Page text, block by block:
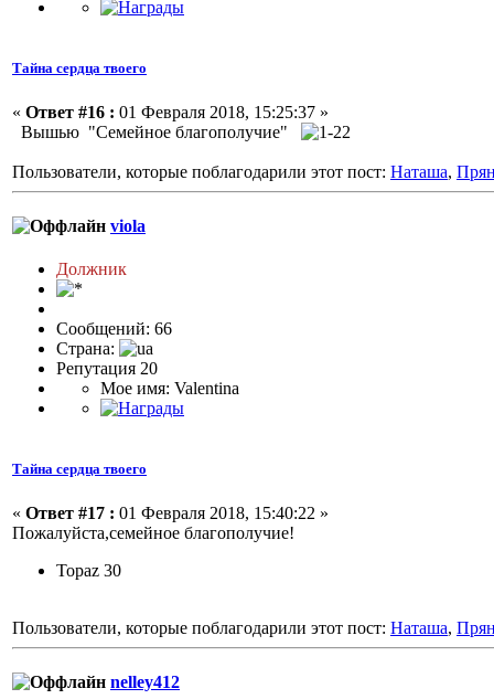
Тайна сердца твоего
« Ответ #16 : 01 Февраля 2018, 15:25:37 »
Вышью "Семейное благополучие"
Пользователи, которые поблагодарили этот пост: Наташа,
viola
Должник
Сообщений: 66
Страна:
Репутация 20
Мое имя: Valentina
Тайна сердца твоего
« Ответ #17 : 01 Февраля 2018, 15:40:22 »
Пожалуйста,семейное благополучие!
Topaz 30
Пользователи, которые поблагодарили этот пост: Наташа,
nelley412